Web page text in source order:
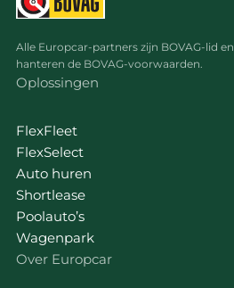
Alle Europcar-partners zijn BOVAG-lid en
hanteren de BOVAG-voorwaarden.
Oplossingen
FlexFleet
FlexSelect
Auto huren
Shortlease
Poolauto’s
Wagenpark
Over Europcar